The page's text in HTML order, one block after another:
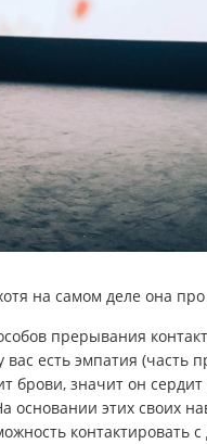
на самом деле она
прерывания
вас есть эмпатия (часть
брови, значит он
основании этих своих
контактировать